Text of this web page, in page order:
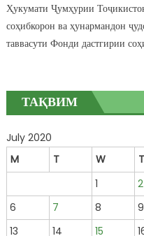
Ҳукумати Ҷумҳурии
соҳибкорон ва ҳунармандон
таввасути Фонди дастгирии
ТАҚВИМ
July 2020
M
T W T
1
2
6
7 8 9
13
14 15